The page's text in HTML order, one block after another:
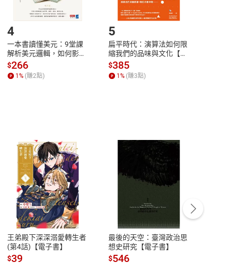
號，下載書籍後看書
性
參
客服資訊
服務時間：週一到週五 10:00-12:00、
13:00-17:00 (國定假日及例假日休息)
客服電話：0080-1857077
4
一本書讀懂美元：9堂課
解析美元邏輯，如何影響
全球經濟和每個人的投資
【電子書】
$266
1% (賺2點)
5
扁平時代：演算法如何限
縮我們的品味與文化【電
子書】
$385
1% (賺3點)
王弟殿下深深溺愛轉生者
(第4話)【電子書】
$39
最後的天空：臺灣政治思
想史研究【電子書】
$546